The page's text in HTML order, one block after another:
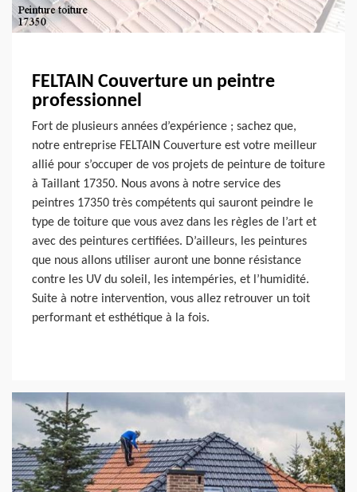
FELTAIN Couverture un peintre
professionnel
Fort de plusieurs années d’expérience ; sachez que,
notre entreprise FELTAIN Couverture est votre meilleur
allié pour s’occuper de vos projets de peinture de toiture
à Taillant 17350. Nous avons à notre service des
peintres 17350 très compétents qui sauront peindre le
type de toiture que vous avez dans les règles de l’art et
avec des peintures certifiées. D’ailleurs, les peintures
que nous allons utiliser auront une bonne résistance
contre les UV du soleil, les intempéries, et l’humidité.
Suite à notre intervention, vous allez retrouver un toit
performant et esthétique à la fois.